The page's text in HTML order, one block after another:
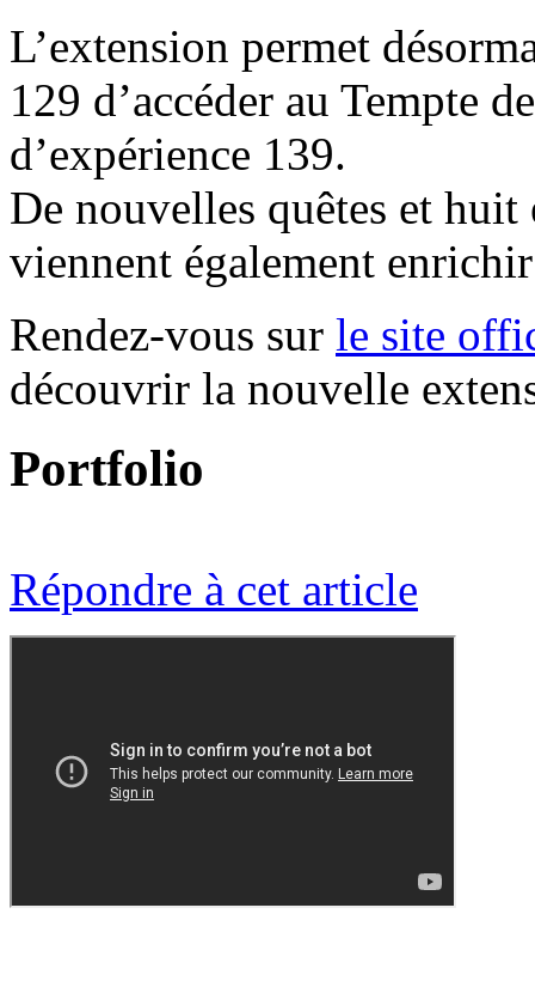
L’extension permet
129 d’accéder au Tempte
d’expérience 139.
De nouvelles quêtes et
viennent également
Rendez-vous sur le site
découvrir la nouvelle
Portfolio
Répondre à cet article